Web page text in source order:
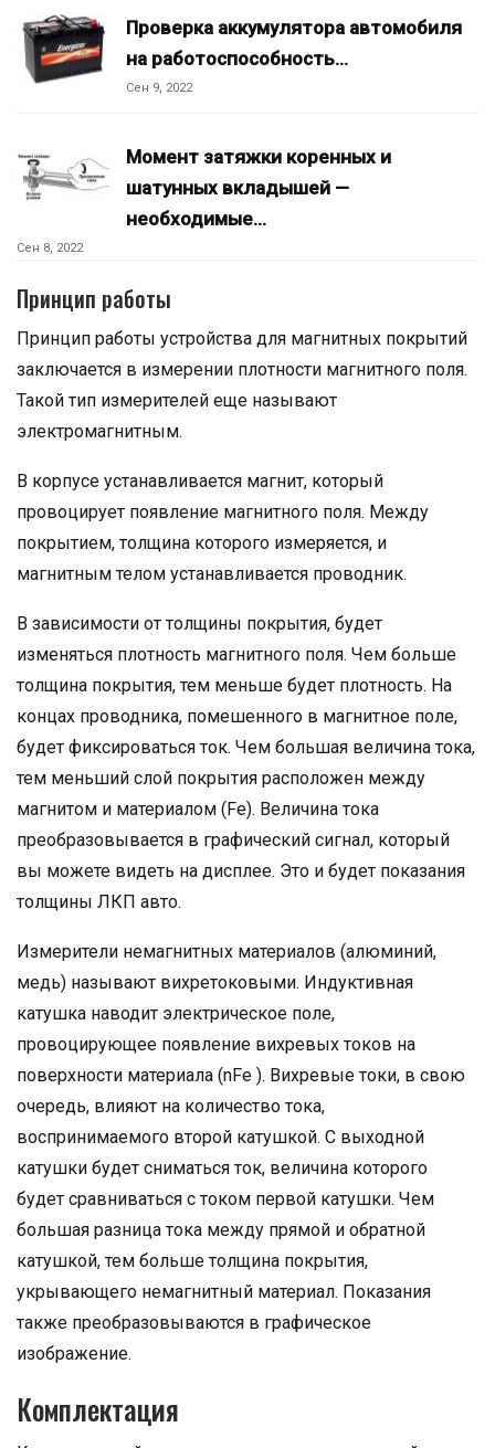
Проверка аккумулятора автомобиля
на работоспособность…
Сен 9, 2022
Момент затяжки коренных и
шатунных вкладышей —
необходимые…
Сен 8, 2022
Принцип работы
Принцип работы устройства для магнитных покрытий
заключается в измерении плотности магнитного поля.
Такой тип измерителей еще называют
электромагнитным.
В корпусе устанавливается магнит, который
провоцирует появление магнитного поля. Между
покрытием, толщина которого измеряется, и
магнитным телом устанавливается проводник.
В зависимости от толщины покрытия, будет
изменяться плотность магнитного поля. Чем больше
толщина покрытия, тем меньше будет плотность. На
концах проводника, помешенного в магнитное поле,
будет фиксироваться ток. Чем большая величина тока,
тем меньший слой покрытия расположен между
магнитом и материалом (Fe). Величина тока
преобразовывается в графический сигнал, который
вы можете видеть на дисплее. Это и будет показания
толщины ЛКП авто.
Измерители немагнитных материалов (алюминий,
медь) называют вихретоковыми. Индуктивная
катушка наводит электрическое поле,
провоцирующее появление вихревых токов на
поверхности материала (nFe ). Вихревые токи, в свою
очередь, влияют на количество тока,
воспринимаемого второй катушкой. С выходной
катушки будет сниматься ток, величина которого
будет сравниваться с током первой катушки. Чем
большая разница тока между прямой и обратной
катушкой, тем больше толщина покрытия,
укрывающего немагнитный материал. Показания
также преобразовываются в графическое
изображение.
Комплектация